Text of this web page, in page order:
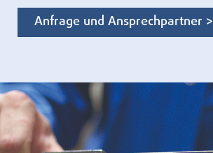
Anfrage und Ansprechpartner >